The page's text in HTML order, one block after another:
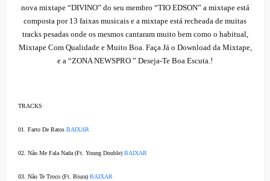
nova mixtape “DIVINO” do seu membro “TIO EDSON” a mixtape está
composta por 13 faixas musicais e a mixtape está recheada de muitas
tracks pesadas onde os mesmos cantaram muito bem como o habitual,
Mixtape Com Qualidade e Muito Boa. Faça Já o Download da Mixtape,
e a “ZONA NEWSPRO ” Deseja-Te Boa Escuta.!
TRACKS
01. Farto De Ratos BAIXAR
02. Não Me Fala Nada (Ft. Young Double) BAIXAR
03. Não Te Troco (Ft. Biura) BAIXAR